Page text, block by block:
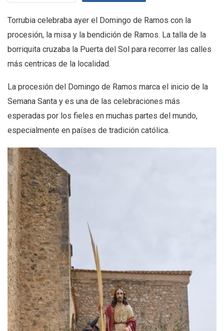
Torrubia celebraba ayer el Domingo de Ramos con la
procesión, la misa y la bendición de Ramos. La talla de la
borriquita cruzaba la Puerta del Sol para recorrer las calles
más centricas de la localidad.
La procesión del Domingo de Ramos marca el inicio de la
Semana Santa y es una de las celebraciones más
esperadas por los fieles en muchas partes del mundo,
especialmente en países de tradición católica.